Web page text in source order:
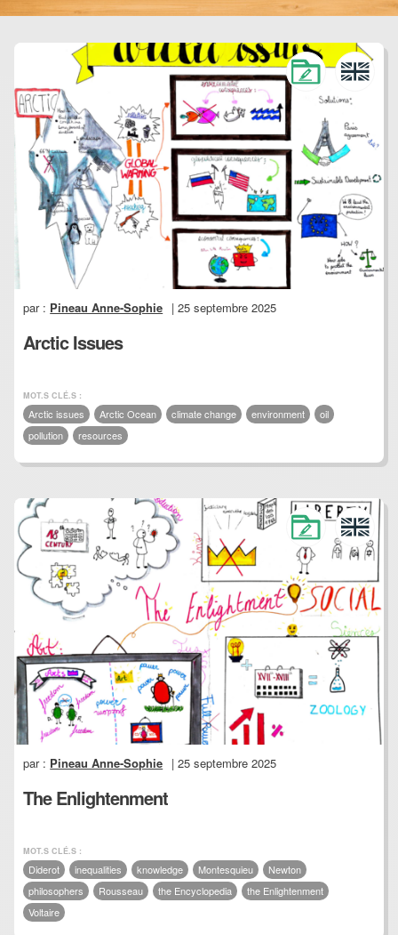
par : Pineau Anne-Sophie | 25 septembre 2025
Arctic Issues
MOT.S CLÉ.S :
Arctic issues Arctic Ocean climate change environment
oil
pollution
resources
par : Pineau Anne-Sophie | 25 septembre 2025
The Enlightenment
MOT.S CLÉ.S :
Diderot inequalities knowledge Montesquieu
Newton
philosophers
Rousseau the Encyclopedia
the Enlightenment
Voltaire